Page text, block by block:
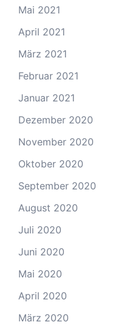
Mai 2021
April 2021
März 2021
Februar 2021
Januar 2021
Dezember 2020
November 2020
Oktober 2020
September 2020
August 2020
Juli 2020
Juni 2020
Mai 2020
April 2020
März 2020